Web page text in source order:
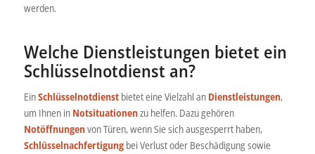
werden.
Welche Dienstleistungen bietet ein
Schlüsselnotdienst an?
EinSchlüsselnotdienstbietet eine Vielzahl an Dienstleistungen,
um Ihnen in Notsituationenzu helfen. Dazu gehören
Notöffnungenvon Türen, wenn Sie sich ausgesperrt haben,
Schlüsselnachfertigungbei Verlust oder Beschädigung sowie